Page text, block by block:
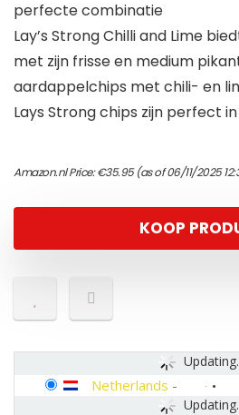
perfecte combinatie
Lay’s Strong Chilli and Lime
met zijn frisse en medium
aardappelchips met chili- en
Lays Strong chips zijn perfect
Amazon.nl Price:€35.95(as of 06/11/2025
KOOP
Netherlands -